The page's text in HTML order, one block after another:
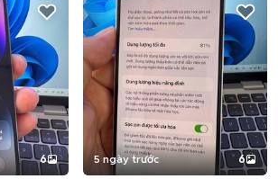
6 5 ngày trước 6